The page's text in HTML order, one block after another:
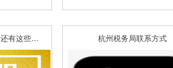
公司注册成立后，切记还有这些流程事项要办理！ 杭州税务局联系方式